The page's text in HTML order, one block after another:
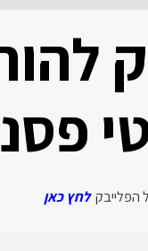
הפלייבק לחץ כאן